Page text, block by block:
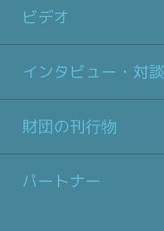
ビデオ
インタビュー・対談
財団の刊行物
パートナー